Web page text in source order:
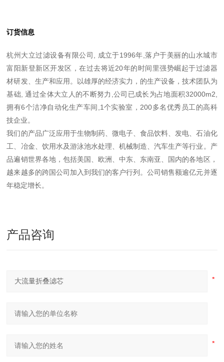
订货信息
杭州大立过滤设备有限公司, 成立于1996年,落户于美丽的山水城市
富阳新登新区开发区，在过去将近20年的时间里强势崛起于过滤器
材研发、生产和应用。以雄厚的经济实力，的生产设备，技术团队为
基础, 通过全体大立人的不断努力,公司已成长为占地面积32000m2,
拥有6个洁净自动化生产车间,1个实验室，200多名优秀员工的高科
技企业。
我们的产品广泛应用于生物制药、微电子、食品饮料、发电、石油化
工、冶金、饮用水及游泳池水处理、机械制造、汽车生产等行业。产
品遍销世界各地，包括美国、欧洲、中东、东南亚、国内的各地区，
越来越多的跨国公司加入到我们的客户行列。公司销售额逾亿元并逐
年稳定增长。
产品咨询